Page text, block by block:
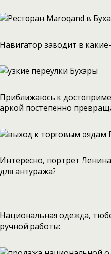
Навигатор заводит в
Приближаюсь к
аркой постепенно
Интересно, портрет
для антуража?
Национальная одежда,
ручной работы: